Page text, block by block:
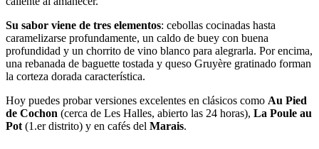
Su sabor viene de tres elementos: cebollas cocinadas hasta
caramelizarse profundamente, un caldo de buey con buena
profundidad y un chorrito de vino blanco para alegrarla. Por encima,
una rebanada de baguette tostada y queso Gruyère gratinado forman
la corteza dorada característica.
Hoy puedes probar versiones excelentes en clásicos como Au Pied
de Cochon (cerca de Les Halles, abierto las 24 horas), La Poule au
Pot (1.er distrito) y en cafés del Marais.